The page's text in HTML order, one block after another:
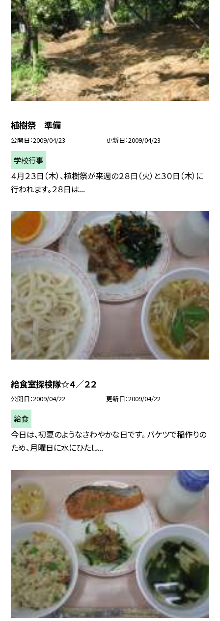
植樹祭 準備
公開日 2009/04/23 更新日 2009/04/23
学校行事
４月２３日（木）、植樹祭が来週の２８日（火）と３０日（木）に
行われます。２８日は...
給食室探検隊☆４／２２
公開日 2009/04/22 更新日 2009/04/22
給食
今日は、初夏のようなさわやかな日です。 バケツで稲作りの
ため、月曜日に水にひたし...